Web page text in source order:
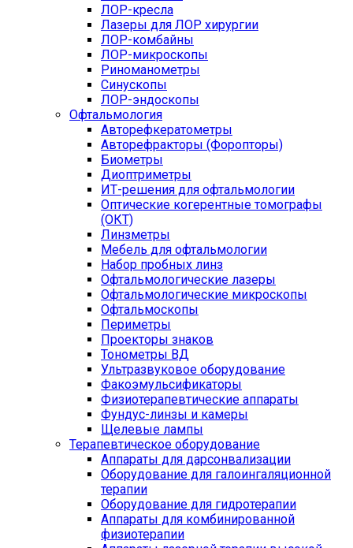
ЛОР-кресла
Лазеры для ЛОР хирургии
ЛОР-комбайны
ЛОР-микроскопы
Риноманометры
Синускопы
ЛОР-эндоскопы
Офтальмология
Авторефкератометры
Авторефракторы (Форопторы)
Биометры
Диоптриметры
ИТ-решения для офтальмологии
Оптические когерентные томографы
(ОКТ)
Линзметры
Мебель для офтальмологии
Набор пробных линз
Офтальмологические лазеры
Офтальмологические микроскопы
Офтальмоскопы
Периметры
Проекторы знаков
Тонометры ВД
Ультразвуковое оборудование
Факоэмульсификаторы
Физиотерапевтические аппараты
Фундус-линзы и камеры
Щелевые лампы
Терапевтическое оборудование
Аппараты для дарсонвализации
Оборудование для галоингаляционной
терапии
Оборудование для гидротерапии
Аппараты для комбинированной
физиотерапии